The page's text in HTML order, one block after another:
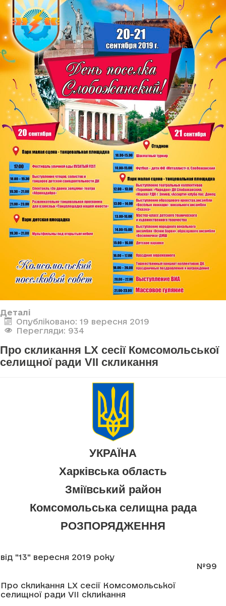
Деталі
Опубліковано: 19 вересня 2019
Перегляди: 934
Про скликання LX сесії Комсомольської
селищної ради VII скликання
УКРАЇНА
Харківська область
Зміївський район
Комсомольська селищна рада
РОЗПОРЯДЖЕННЯ
від "13" вересня 2019 року
№99
Про скликання LX сесії Комсомольської
селищної ради VII скликання